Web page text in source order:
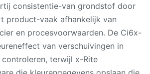
consistentie-van grondstof door
product-vaak afhankelijk van
en procesvoorwaarden. De Ci6x-
van verschuivingen in
terwijl x-Rite